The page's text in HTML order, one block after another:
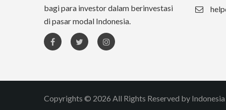
bagi para investor dalam berinvestasi
di pasar modal Indonesia.
Copyrights © 2026 All Rights Reserved by Indonesia